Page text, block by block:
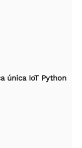
única IoT Python